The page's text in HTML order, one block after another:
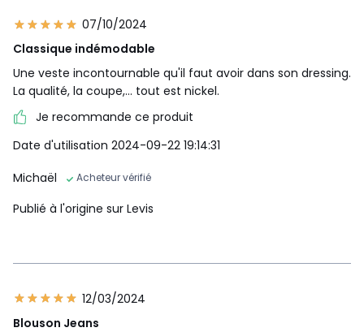
07/10/2024
Classique indémodable
Une veste incontournable qu'il faut avoir dans son dressing.
La qualité, la coupe,... tout est nickel.
Je recommande ce produit
Date d'utilisation 2024-09-22 19:14:31
Michaël
Acheteur vérifié
Publié à l'origine sur Levis
12/03/2024
Blouson Jeans